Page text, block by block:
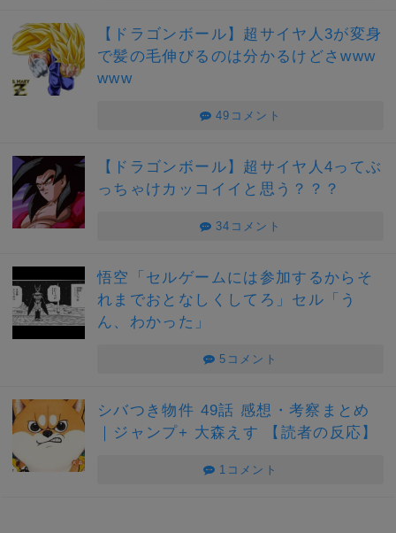
【ドラゴンボール】超サイヤ人3が変身
で髪の毛伸びるのは分かるけどさwww
www
49コメント
【ドラゴンボール】超サイヤ人4ってぶ
っちゃけカッコイイと思う？？？
34コメント
悟空「セルゲームには参加するからそ
れまでおとなしくしてろ」セル「う
ん、わかった」
5コメント
シバつき物件 49話 感想・考察まとめ
｜ジャンプ+ 大森えす 【読者の反応】
1コメント